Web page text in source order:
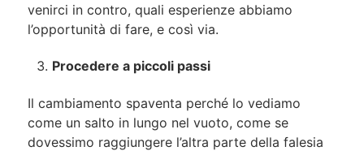
venirci in contro, quali esperienze abbiamo
l’opportunità di fare, e così via.
Procedere a piccoli passi
Il cambiamento spaventa perché lo vediamo
come un salto in lungo nel vuoto, come se
dovessimo raggiungere l’altra parte della falesia